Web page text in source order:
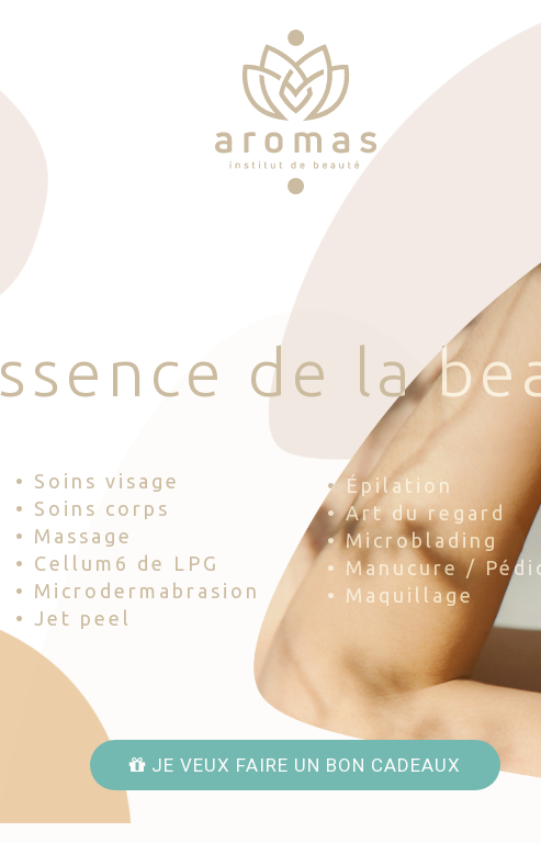
sse nce d e la be
• Soins visage
• Soins corps
• Massage
• Cellum6 de LPG
• Microdermabrasion
• Jet peel
• Épilation
• Art du regard
• Microblading
• Manucure /
• Maquillage
JE VEUX FAIRE UN BON CADEAUX